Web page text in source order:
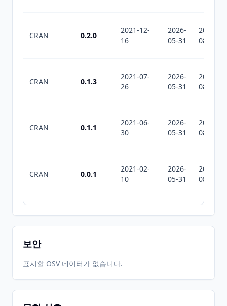
CRAN 0.2.0
2021-12-
16
2026-
05-31
2026-
08-01
CRAN 0.1.3
2021-07-
26
2026-
05-31
2026-
08-01
CRAN 0.1.1
2021-06-
30
2026-
05-31
2026-
08-01
CRAN 0.0.1
2021-02-
10
2026-
05-31
2026-
08-01
2026-
06-01
2026-
07-10
보안
표시할 OSV 데이터가 없습니다.